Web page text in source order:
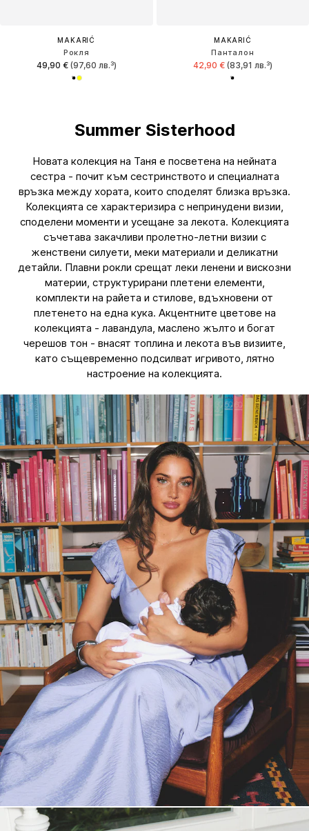
MAKARIĆ
Рокля
49,90 €(97,60 лв.³)
MAKARIĆ
Панталон
42,90 €(83,91 лв.³)
Summer Sisterhood
Новата колекция на Таня е посветена на нейната
сестра - почит към сестринството и специалната
връзка между хората, които споделят близка връзка.
Колекцията се характеризира с непринудени визии,
споделени моменти и усещане за лекота. Колекцията
съчетава закачливи пролетно-летни визии с
женствени силуети, меки материали и деликатни
детайли. Плавни рокли срещат леки ленени и вискозни
материи, структурирани плетени елементи,
комплекти на райета и стилове, вдъхновени от
плетенето на една кука. Акцентните цветове на
колекцията - лавандула, маслено жълто и богат
черешов тон - внасят топлина и лекота във визиите,
като същевременно подсилват игривото, лятно
настроение на колекцията.